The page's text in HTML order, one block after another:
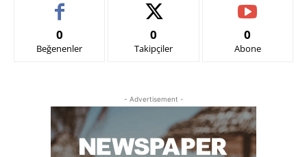
0
Beğenenler
0
Takipçiler
0
Abone
- Advertisement -